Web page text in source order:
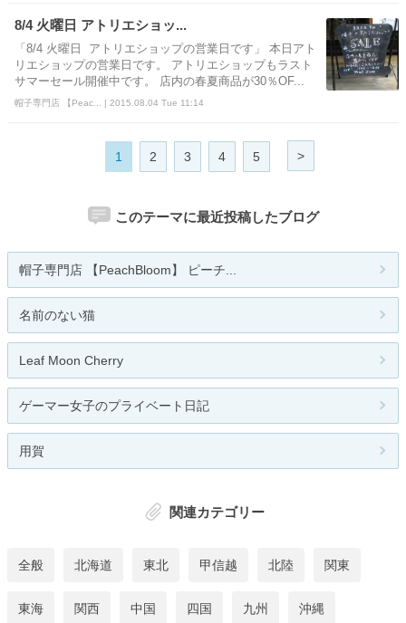
8/4 火曜日 アトリエショッ...
「8/4 火曜日 アトリエショップの営業日です」 本日アト
リエショップの営業日です。 アトリエショップもラスト
サマーセール開催中です。 店内の春夏商品が30％OF...
帽子専門店 【Peac... | 2015.08.04 Tue 11:14
1 2 3 4 5 >
このテーマに最近投稿したブログ
帽子専門店 【PeachBloom】 ピーチ...
名前のない猫
Leaf Moon Cherry
ゲーマー女子のプライベート日記
用賀
関連カテゴリー
全般 北海道 東北 甲信越 北陸 関東
東海 関西 中国 四国 九州 沖縄